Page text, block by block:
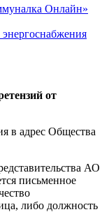
Онлайн»
от
в адрес Общества
АО
письменное
либо должность